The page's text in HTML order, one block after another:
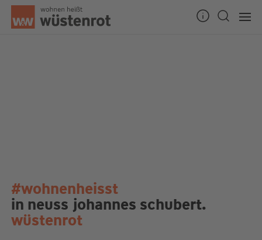
#wohnenheisst
in neuss johannes schubert.
wüstenrot